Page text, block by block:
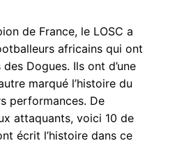
de France, le LOSC a
africains qui ont
Dogues. Ils ont d’une
marqué l’histoire du
performances. De
attaquants, voici 10 de
écrit l’histoire dans ce